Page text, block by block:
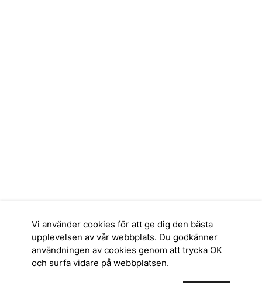
Vi använder cookies för att ge dig den bästa
upplevelsen av vår webbplats. Du godkänner
användningen av cookies genom att trycka OK
och surfa vidare på webbplatsen.